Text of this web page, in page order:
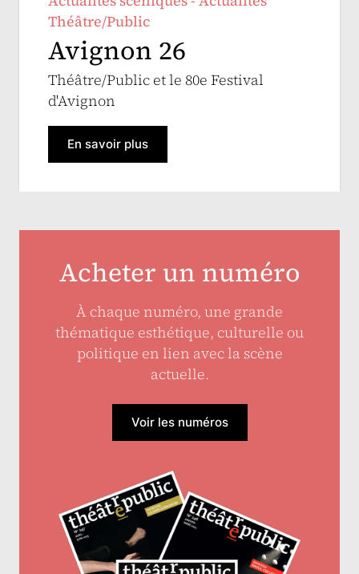
Théâtre/Public
Avignon 26
Théâtre/Public et le 80e Festival
d'Avignon
En savoir plus
Acheter un numéro
À chaque numéro, une grande
thématique esthétique, culturelle ou
politique en lien avec la scène
actuelle.
Voir les numéros